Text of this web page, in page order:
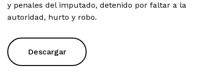
y penales del imputado, detenido por faltar a la
autoridad, hurto y robo.
Descargar